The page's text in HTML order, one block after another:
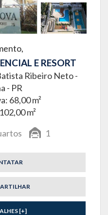
E RESORT
Ribeiro Neto -
- PR
68,00 m²
m²
1
[+]